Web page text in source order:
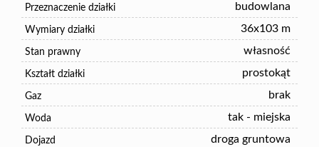
Przeznaczenie działki budowlana
Wymiary działki 36x103 m
Stan prawny własność
Kształt działki prostokąt
Gaz brak
Woda tak - miejska
Dojazd droga gruntowa